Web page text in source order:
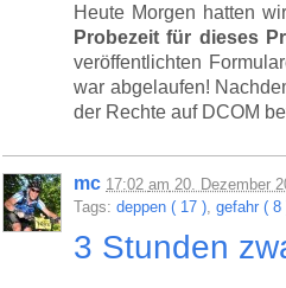
Heute Morgen hatten
Probezeit für dieses
veröffentlichten
war abgelaufen!
der Rechte auf DCOM
mc 17:02 am 20. Dezember
Tags: deppen ( 17 ) gefahr ( 8
3 Stunden